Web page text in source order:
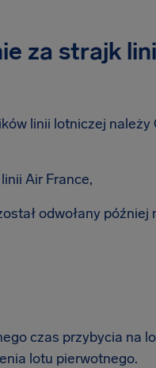
za strajk
linii lotniczej należy
Air France,
odwołany później
czas przybycia na
lotu pierwotnego.